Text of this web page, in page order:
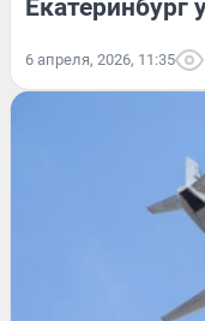
Екатеринбург
6 апреля, 2026, 11:35